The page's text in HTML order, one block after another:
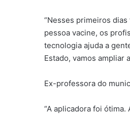
“Nesses primeiros
pessoa vacine, os
tecnologia ajuda a
Estado, vamos ampliar
Ex-professora do
“A aplicadora foi